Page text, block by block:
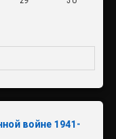
войне 1941-